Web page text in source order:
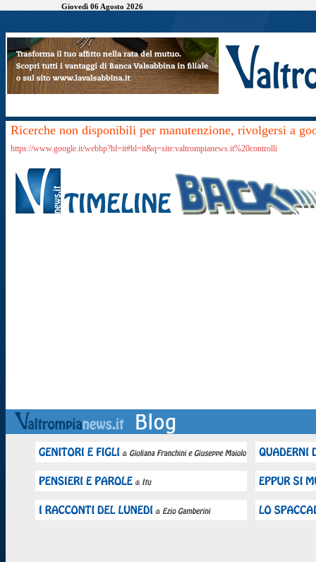
Giovedì 06 Agosto 2026
Ricerche non disponibili per manutenzione, rivolgersi a
https://www.google.it/webhp?hl=it#hl=it&q=site:valtrompianews.it%20controlli